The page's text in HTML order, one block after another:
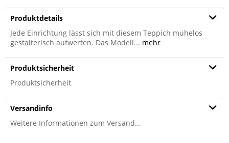
Produktdetails
Jede Einrichtung lässt sich mit diesem Teppich mühelos
gestalterisch aufwerten. Das Modell... mehr
Produktsicherheit
Produktsicherheit
Versandinfo
Weitere Informationen zum Versand...